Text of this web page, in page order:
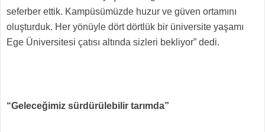
seferber ettik. Kampüsümüzde huzur ve güven ortamını
oluşturduk. Her yönüyle dört dörtlük bir üniversite yaşamı
Ege Üniversitesi çatısı altında sizleri bekliyor” dedi.
“Geleceğimiz sürdürülebilir tarımda”